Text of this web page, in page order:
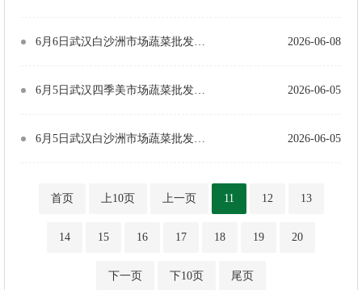
2026-06-08
2026-06-05
2026-06-05
首页 上10页 上一页 11 12 13
14 15 16 17 18 19 20
下一页 下10页 尾页